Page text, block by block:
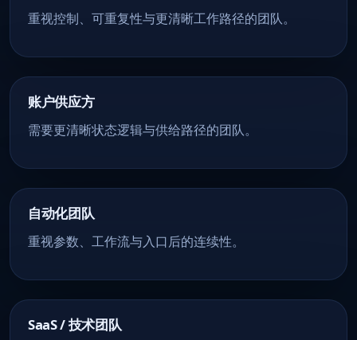
重视控制、可重复性与更清晰工作路径的团队。
账户供应方
需要更清晰状态逻辑与供给路径的团队。
自动化团队
重视参数、工作流与入口后的连续性。
SaaS / 技术团队